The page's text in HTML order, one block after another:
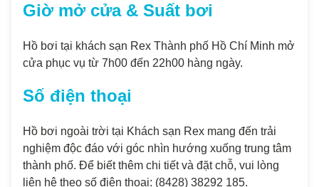
Giờ mở cửa & Suất bơi
Hồ bơi tại khách sạn Rex Thành phố Hồ Chí Minh mở
cửa phục vụ từ 7h00 đến 22h00 hàng ngày.
Số điện thoại
Hồ bơi ngoài trời tại Khách sạn Rex mang đến trải
nghiệm độc đáo với góc nhìn hướng xuống trung tâm
thành phố. Để biết thêm chi tiết và đặt chỗ, vui lòng
liên hệ theo số điện thoại: (8428) 38292 185.